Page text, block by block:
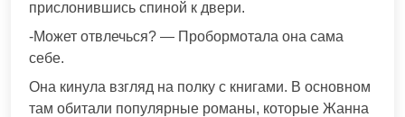
прислонившись спиной к двери.
-Может отвлечься? — Пробормотала она сама
себе.
Она кинула взгляд на полку с книгами. В основном
там обитали популярные романы, которые Жанна